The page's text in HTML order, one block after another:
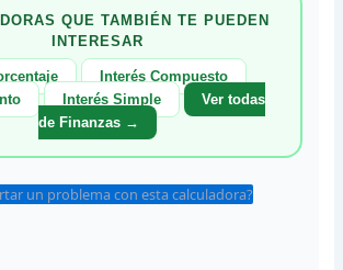
QUE TAMBIÉN TE PUEDEN
INTERESAR
Interés Compuesto
Interés Simple
Ver todas
de Finanzas →
un problema con esta calculadora?